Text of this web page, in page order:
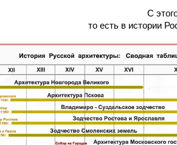
С
то есть в истории